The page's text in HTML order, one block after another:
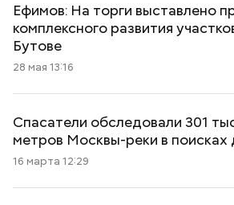
Ефимов: На торги выставлено
комплексного развития
Бутове
28 мая 13:16
Спасатели обследовали 301
метров Москвы-реки в поисках
16 марта 12:29